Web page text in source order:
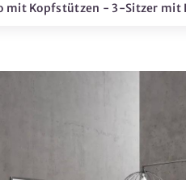
mit Kopfstützen - 3-Sitzer mit